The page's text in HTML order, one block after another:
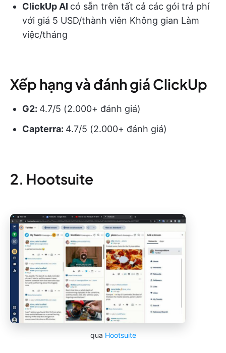
ClickUp AI có sẵn trên tất cả các gói trả phí
với giá 5 USD/thành viên Không gian Làm
việc/tháng
Xếp hạng và đánh giá ClickUp
G2: 4.7/5 (2.000+ đánh giá)
Capterra: 4.7/5 (2.000+ đánh giá)
2. Hootsuite
qua Hootsuite